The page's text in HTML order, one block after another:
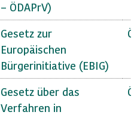
– ÖDAPrV)
Gesetz zur
Europäischen
Bürgerinitiative (EBIG)
Gesetz über das
Verfahren in